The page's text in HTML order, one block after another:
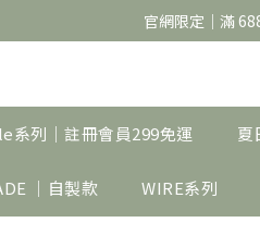
官網限定｜滿
官網限定｜滿
官網限定｜滿
列｜註冊會員299免運 夏
｜自製款 WIRE系列